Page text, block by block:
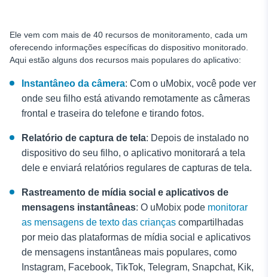
Ele vem com mais de 40 recursos de monitoramento, cada um
oferecendo informações específicas do dispositivo monitorado.
Aqui estão alguns dos recursos mais populares do aplicativo:
Instantâneo da câmera: Com o uMobix, você pode ver
onde seu filho está ativando remotamente as câmeras
frontal e traseira do telefone e tirando fotos.
Relatório de captura de tela: Depois de instalado no
dispositivo do seu filho, o aplicativo monitorará a tela
dele e enviará relatórios regulares de capturas de tela.
Rastreamento de mídia social e aplicativos de
mensagens instantâneas: O uMobix pode monitorar
as mensagens de texto das crianças compartilhadas
por meio das plataformas de mídia social e aplicativos
de mensagens instantâneas mais populares, como
Instagram, Facebook, TikTok, Telegram, Snapchat, Kik,